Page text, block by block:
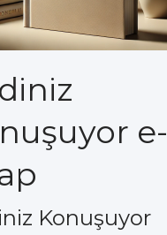
e-
Konuşuyor